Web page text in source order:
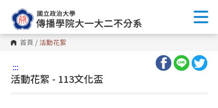
首頁 / 活動花絮
:::
活動花絮 - 113文化盃